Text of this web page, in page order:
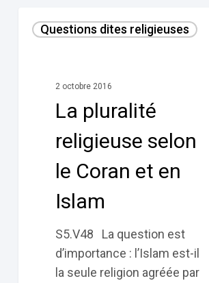
pluralité
Questions dites religieuses
2 octobre 2016
La pluralité
religieuse selon
le Coran et en
Islam
S5.V48 La question est
d’importance : l’Islam est-il
la seule religion agréée par